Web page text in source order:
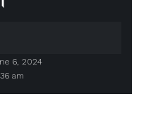
am
6, 2024